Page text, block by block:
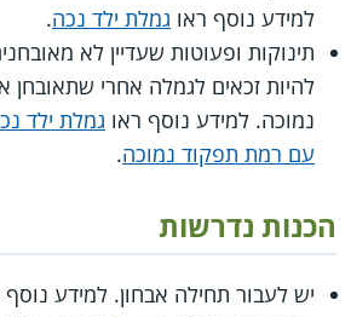
למידע נוסף ראו גמלת ילד נכה.
תינוקות ופעוטות שעדיין לא
להיות זכאים לגמלה אחרי
נמוכה. למידע נוסף ראו גמלת ילד
עם רמת תפקוד נמוכה.
הכנות נדרשות
יש לעבור תחילה אבחון. למידע נוסף